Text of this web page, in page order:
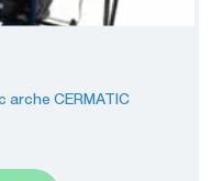
CERMATIC